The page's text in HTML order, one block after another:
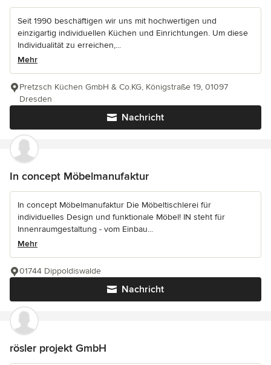
Seit 1990 beschäftigen wir uns mit hochwertigen und
einzigartig individuellen Küchen und Einrichtungen. Um diese
Individualität zu erreichen,...
Mehr
Nachricht
Pretzsch Küchen GmbH & Co.KG, Königstraße 19, 01097
Dresden
In concept Möbelmanufaktur
In concept Möbelmanufaktur Die Möbeltischlerei für
individuelles Design und funktionale Möbel! IN steht für
Innenraumgestaltung - vom Einbau...
Mehr
Nachricht
01744 Dippoldiswalde
rösler projekt GmbH